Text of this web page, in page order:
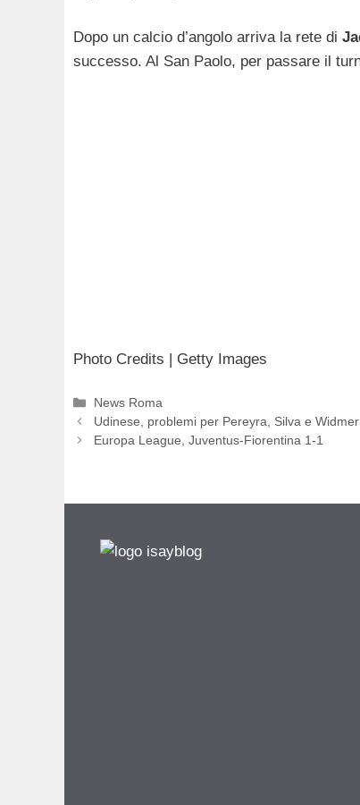
Dopo un calcio d’angolo arriva la rete di
successo. Al San Paolo, per passare il
Photo Credits | Getty Images
Categorie
News Roma
Udinese, problemi per Pereyra, Silva e Widmer
Europa League, Juventus-Fiorentina 1-1